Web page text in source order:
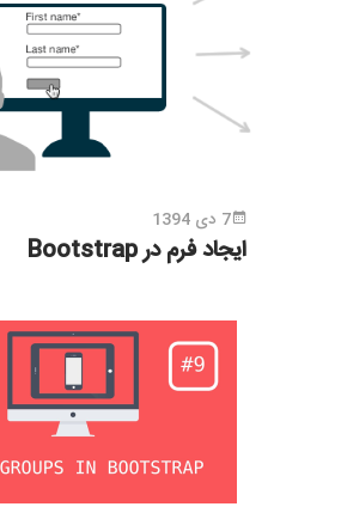
7 دی 1394
ایجاد فرم در Bootstrap